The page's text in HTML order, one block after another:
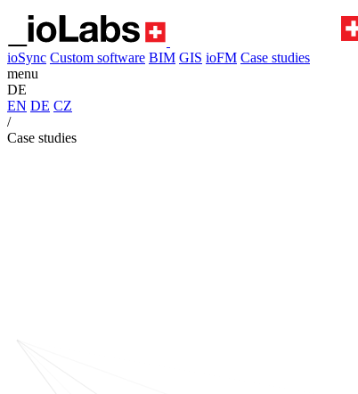
ioSync Custom software BIM GIS ioFM Case studies
menu
DE
EN DE CZ
/
Case studies